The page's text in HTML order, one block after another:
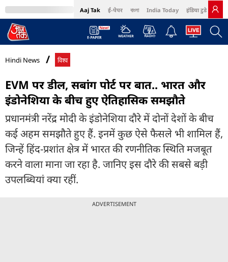
Aaj Tak ई-पेपर বাংলা India Today इंडिया टुडे हिंदी
MumbaiTak Cosmopolitan Harper's Bazaar Northeast
Hindi News विश्व
EVM पर डील, सबांग पोर्ट पर बात.. भारत और
इंडोनेशिया के बीच हुए ऐतिहासिक समझौते
प्रधानमंत्री नरेंद्र मोदी के इंडोनेशिया दौरे में दोनों देशों के बीच
कई अहम समझौते हुए हैं. इनमें कुछ ऐसे फैसले भी शामिल हैं,
जिन्हें हिंद-प्रशांत क्षेत्र में भारत की रणनीतिक स्थिति मजबूत
करने वाला माना जा रहा है. जानिए इस दौरे की सबसे बड़ी
उपलब्धियां क्या रहीं.
ADVERTISEMENT